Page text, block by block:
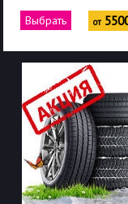
Выбрать от